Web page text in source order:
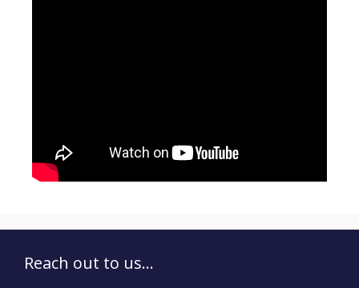
Reach out to us...